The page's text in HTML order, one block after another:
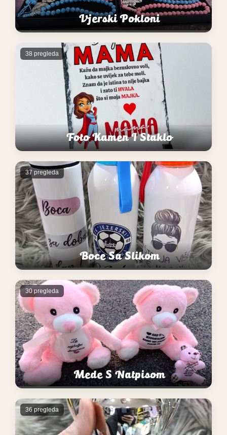
Vjerski Pokloni
38 pregleda
Foto Kamen I Staklo
37 pregleda
Boce Sa Slikom
30 pregleda
Mede S Natpisom
36 pregleda